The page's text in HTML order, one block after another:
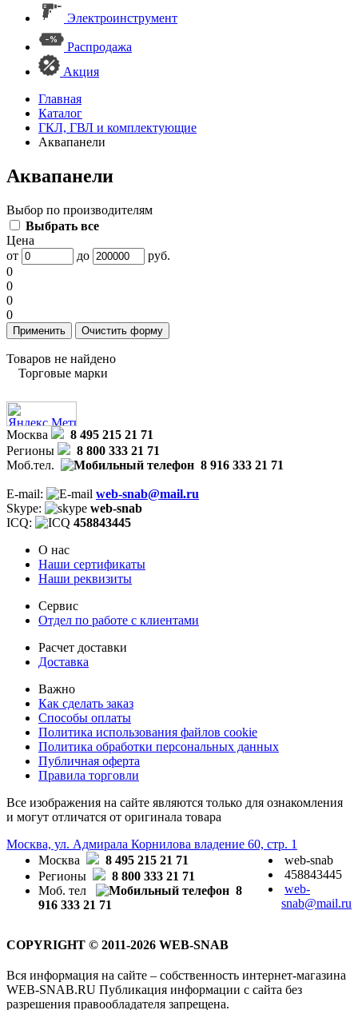
Электроинструмент
Распродажа
Акция
Главная
Каталог
ГКЛ, ГВЛ и комплектующие
Аквапанели
Аквапанели
Выбор по производителям
Выбрать все
Цена
от
до
руб.
0
0
0
0
Товаров не найдено
Торговые марки
Москва
8 495 215 21 71
Регионы
8 800 333 21 71
Моб.тел.
8 916 333 21 71
E-mail:
web-snab@mail.ru
Skype:
web-snab
ICQ:
458843445
О нас
Наши сертификаты
Наши реквизиты
Сервис
Отдел по работе с клиентами
Расчет доставки
Доставка
Важно
Как сделать заказ
Способы оплаты
Политика использования файлов cookie
Политика обработки персональных данных
Публичная оферта
Правила торговли
Все изображения на сайте являются только для ознакомления
и могут отличатся от оригинала товара
Москва, ул. Адмирала Корнилова владение 60, стр. 1
Москва
8 495 215 21 71
Регионы
8 800 333 21 71
Моб. тел
8
916 333 21 71
web-snab
458843445
web-
snab@mail.ru
COPYRIGHT © 2011-2026 WEB-SNAB
Вся информация на сайте – собственность интернет-магазина
WEB-SNAB.RU Публикация информации с сайта без
разрешения правообладателя запрещена.